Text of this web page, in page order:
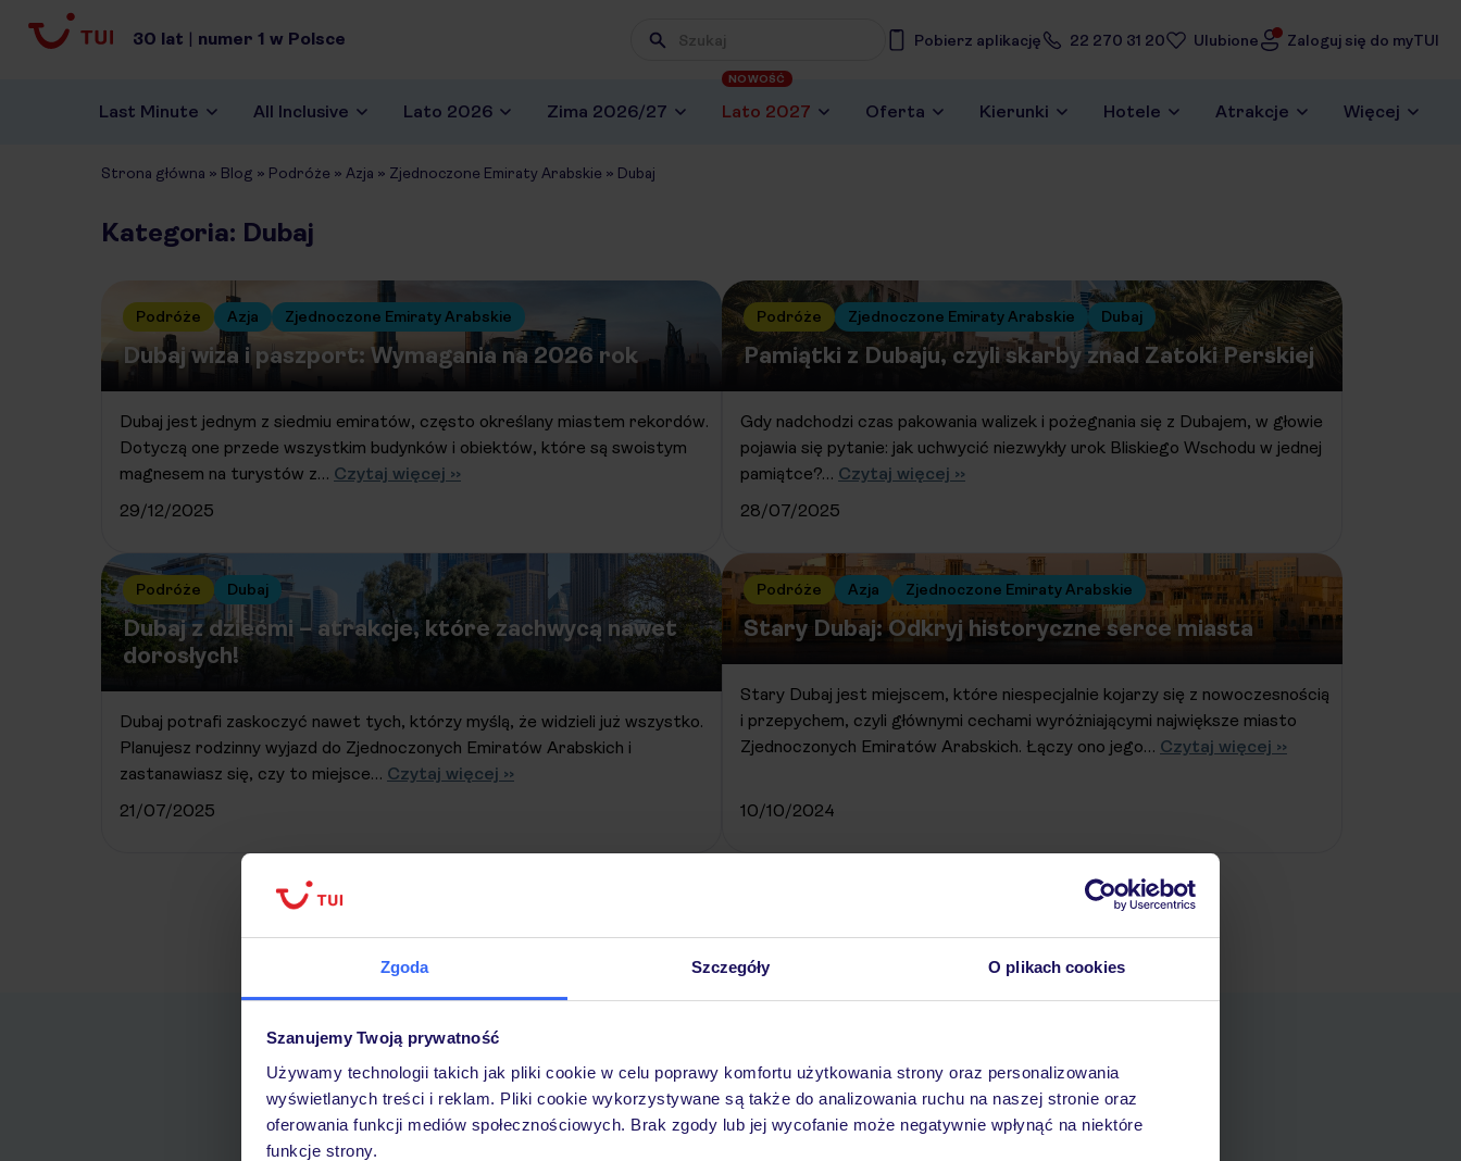
Zgoda Szczegóły O plikach cookies
Szanujemy Twoją prywatność
Używamy technologii takich jak pliki cookie w celu poprawy komfortu użytkowania strony oraz personalizowania
wyświetlanych treści i reklam. Pliki cookie wykorzystywane są także do analizowania ruchu na naszej stronie oraz
oferowania funkcji mediów społecznościowych. Brak zgody lub jej wycofanie może negatywnie wpłynąć na niektóre
funkcje strony.
30 lat | numer 1 w Polsce Pobierz aplikację 22 270 31 20 Ulubione Zaloguj się do myTUI
Last Minute All Inclusive Lato 2026 Zima 2026/27 Lato 2027
NOWOŚĆ
Oferta Kierunki Hotele Atrakcje Więcej
Strona główna » Blog » Podróże » Azja » Zjednoczone Emiraty Arabskie » Dubaj
Kategoria: Dubaj
Podróże Azja Zjednoczone Emiraty Arabskie
Dubaj wiza i paszport: Wymagania na 2026 rok
Dubaj jest jednym z siedmiu emiratów, często określany miastem rekordów.
Dotyczą one przede wszystkim budynków i obiektów, które są swoistym
magnesem na turystów z… Czytaj więcej ››
29/12/2025
Podróże Zjednoczone Emiraty Arabskie Dubaj
Pamiątki z Dubaju, czyli skarby znad Zatoki Perskiej
Gdy nadchodzi czas pakowania walizek i pożegnania się z Dubajem, w głowie
pojawia się pytanie: jak uchwycić niezwykły urok Bliskiego Wschodu w jednej
pamiątce?… Czytaj więcej ››
28/07/2025
Podróże Dubaj
Dubaj z dziećmi – atrakcje, które zachwycą nawet
dorosłych!
Dubaj potrafi zaskoczyć nawet tych, którzy myślą, że widzieli już wszystko.
Planujesz rodzinny wyjazd do Zjednoczonych Emiratów Arabskich i
zastanawiasz się, czy to miejsce… Czytaj więcej ››
21/07/2025
Podróże Azja Zjednoczone Emiraty Arabskie
Stary Dubaj: Odkryj historyczne serce miasta
Stary Dubaj jest miejscem, które niespecjalnie kojarzy się z nowoczesnością
i przepychem, czyli głównymi cechami wyróżniającymi największe miasto
Zjednoczonych Emiratów Arabskich. Łączy ono jego… Czytaj więcej ››
10/10/2024
Pobierz bezpłatną aplikację TUI